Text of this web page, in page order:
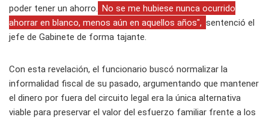
poder tener un ahorro. No se me hubiese nunca ocurrido
ahorrar en blanco, menos aún en aquellos años", sentenció el
jefe de Gabinete de forma tajante.
Con esta revelación, el funcionario buscó normalizar la
informalidad fiscal de su pasado, argumentando que mantener
el dinero por fuera del circuito legal era la única alternativa
viable para preservar el valor del esfuerzo familiar frente a los